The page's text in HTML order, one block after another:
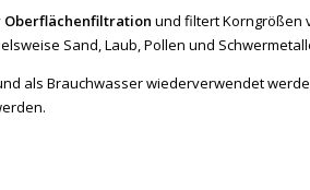
Oberflächenfiltration und filtert Korngrößen
Sand, Laub, Pollen und
als Brauchwasser wiederverwendet